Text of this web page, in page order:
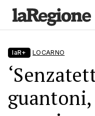
laR+ LOCARNO
guantoni,